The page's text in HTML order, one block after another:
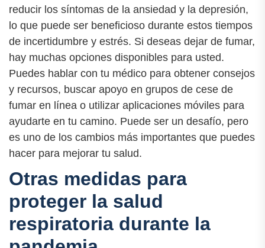
reducir los síntomas de la ansiedad y la depresión,
lo que puede ser beneficioso durante estos tiempos
de incertidumbre y estrés. Si deseas dejar de fumar,
hay muchas opciones disponibles para usted.
Puedes hablar con tu médico para obtener consejos
y recursos, buscar apoyo en grupos de cese de
fumar en línea o utilizar aplicaciones móviles para
ayudarte en tu camino. Puede ser un desafío, pero
es uno de los cambios más importantes que puedes
hacer para mejorar tu salud.
Otras medidas para
proteger la salud
respiratoria durante la